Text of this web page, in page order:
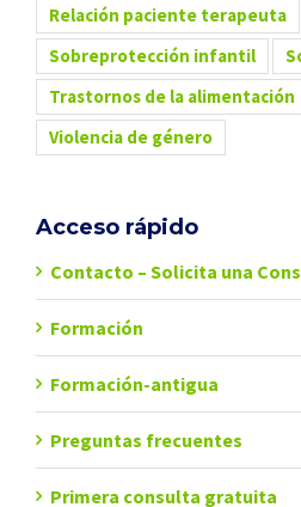
Relación paciente terapeuta
Sobreprotección infantil
Trastornos de la alimentación
Violencia de género
Acceso rápido
Contacto – Solicita una
Formación
Formación-antigua
Preguntas frecuentes
Primera consulta gratuita